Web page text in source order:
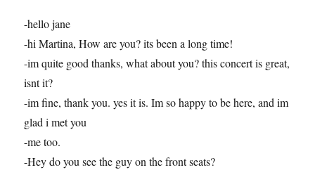
-hello jane
-hi Martina, How are you? its been a long time!
-im quite good thanks, what about you? this concert is great,
isnt it?
-im fine, thank you. yes it is. Im so happy to be here, and im
glad i met you
-me too.
-Hey do you see the guy on the front seats?